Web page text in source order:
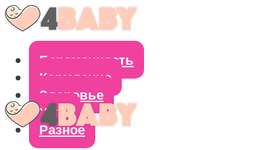
Беременность
Кормление
Здоровье
Уход
Разное